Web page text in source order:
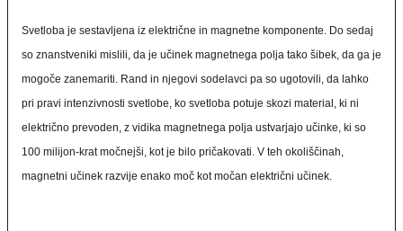
Svetloba je sestavljena iz električne in magnetne komponente. Do sedaj
so znanstveniki mislili, da je učinek magnetnega polja tako šibek, da ga je
mogoče zanemariti. Rand in njegovi sodelavci pa so ugotovili, da lahko
pri pravi intenzivnosti svetlobe, ko svetloba potuje skozi material, ki ni
električno prevoden, z vidika magnetnega polja ustvarjajo učinke, ki so
100 milijon-krat močnejši, kot je bilo pričakovati. V teh okoliščinah,
magnetni učinek razvije enako moč kot močan električni učinek.